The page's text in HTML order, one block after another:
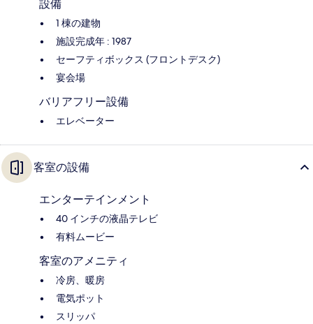
設備
1 棟の建物
施設完成年 : 1987
セーフティボックス (フロントデスク)
宴会場
バリアフリー設備
エレベーター
客室の設備
エンターテインメント
40 インチの液晶テレビ
有料ムービー
客室のアメニティ
冷房、暖房
電気ポット
スリッパ